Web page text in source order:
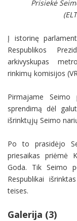
Prisiekė
Į istorinę
Respublikos
arkivyskupas
rinkimų komisijos
Pirmajame Seimo
sprendimą dėl
išrinktųjų Seimo
Po to prasidėjo
priesaikas priėmė
Goda. Tik Seimo
Respublikai
teises.
Galerija (3)